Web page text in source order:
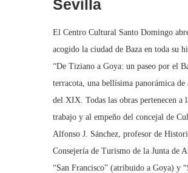
Sevilla
El Centro Cultural Santo Domingo
acogido la ciudad de Baza en toda su
“De Tiziano a Goya: un paseo por el
terracota, una bellísima panorámica
del XIX. Todas las obras pertenecen a
trabajo y al empeño del concejal de
Alfonso J. Sánchez, profesor de
Consejería de Turismo de la Junta de
“San Francisco” (atribuido a Goya) y